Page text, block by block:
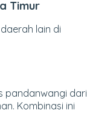
Timur
lain di
pandanwangi dari
Kombinasi ini